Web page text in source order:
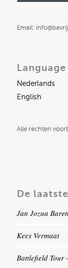
Email:
Nederlands
English
Alle rechten
De
Jan Jozua
Kees Vermaat
Battlefield Tour